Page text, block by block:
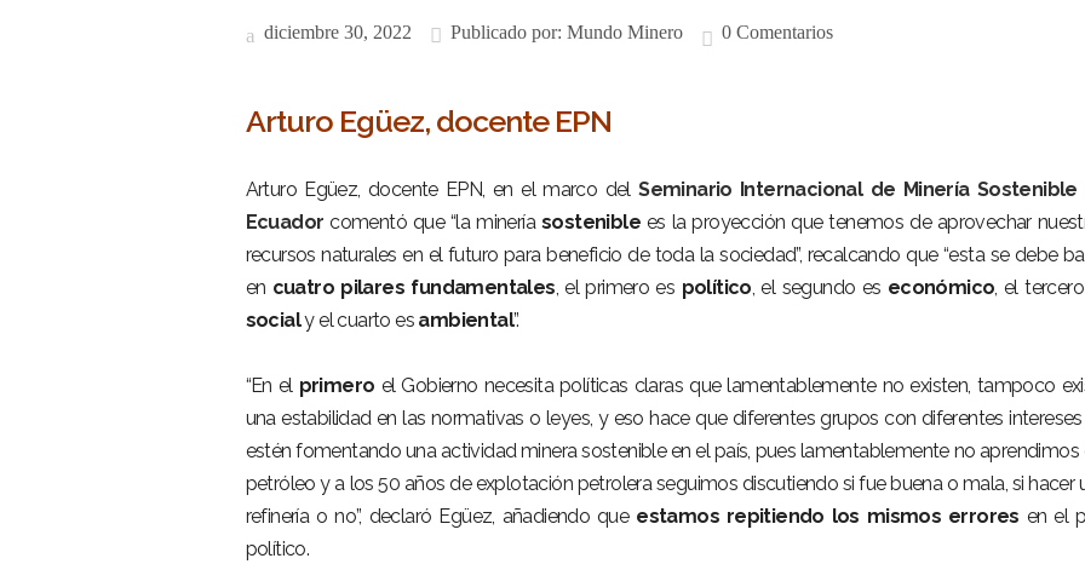
diciembre 30, 2022 Publicado por: Mundo Minero 0 Comentarios
Arturo Egüez, docente EPN
Arturo Egüez, docente EPN, en el marco delSeminario Internacional de Minería Sostenible
Ecuador comentó que “la minería sosteniblees la proyección que tenemos de aprovechar
recursos naturales en el futuro para beneficio de toda la sociedad”, recalcando que “esta se debe
en cuatro pilares fundamentales, el primero es político, el segundo es económico, el
socialy el cuarto es ambiental”.
“En el primero el Gobierno necesita políticas claras que lamentablemente no existen, tampoco
una estabilidad en las normativas o leyes, y eso hace que diferentes grupos con diferentes
estén fomentando una actividad minera sostenible en el país, pues lamentablemente no aprendimos
petróleo y a los 50 años de explotación petrolera seguimos discutiendo si fue buena o mala, si hacer
refinería o no”, declaró Egüez, añadiendo que estamos repitiendo los mismos errores en el
político.